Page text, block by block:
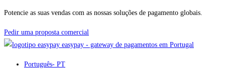
Potencie as suas vendas com as nossas soluções de pagamento globais.
Pedir uma proposta comercial
easypay - gateway de pagamentos em Portugal
Português- PT